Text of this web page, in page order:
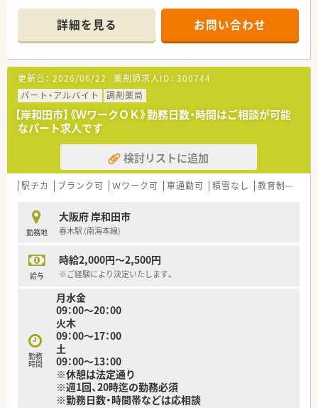
しゃる方でも安心してご勤務していただけます。
■医師との関係も良好な為、疑義照会も行いやすい環境です。
■独立支援も行っていますので、様々な経営ノウハウが学べま
す。
詳細を見る お問い合わせ
更新日： 2026/06/22 薬剤師求人ID： 300744
パート・アルバイト
調剤薬局
【岸和田市】《ＷワークＯＫ》勤務日数・時間はご相談が可能
なパート求人です
検討リストに追加
駅チカ ブランク可 Ｗワーク可 車通勤可 積雪なし 教育制度あり
勤務地
大阪府 岸和田市
春木駅 (南海本線)
給与
時給2,000円～2,500円
※ご経験により決定いたします。
勤務
時間
月水金
09：00～20：00
火木
09：00～17：00
土
09：00～13：00
※休憩は法定通り
※週1回、20時迄の勤務必須
※勤務日数・時間帯などは応相談